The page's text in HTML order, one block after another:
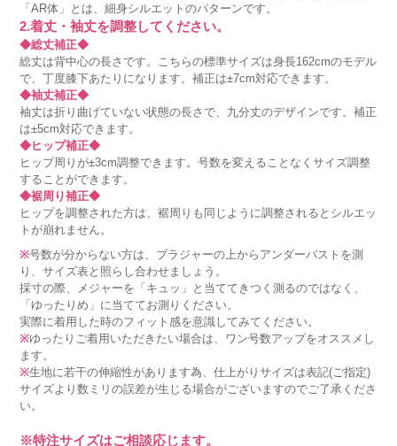
「AR体」とは、細身シルエットのパターンです。
2.着丈・袖丈を調整してください。
◆総丈補正◆
総丈は背中心の長さです。こちらの標準サイズは身長162cmのモデル
で、丁度膝下あたりになります。補正は±7cm対応できます。
◆袖丈補正◆
袖丈は折り曲げていない状態の長さで、九分丈のデザインです。補正
は±5cm対応できます。
◆ヒップ補正◆
ヒップ周りが±3cm調整できます。号数を変えることなくサイズ調整
することができます。
◆裾周り補正◆
ヒップを調整された方は、裾周りも同じように調整されるとシルエッ
トが崩れません。
※号数が分からない方は、ブラジャーの上からアンダーバストを測
り、サイズ表と照らし合わせましょう。
採寸の際、メジャーを「キュッ」と当ててきつく測るのではなく、
「ゆったりめ」に当ててお測りください。
実際に着用した時のフィット感を意識してみてください。
※ゆったりご着用いただきたい場合は、ワン号数アップをオススメし
ます。
※生地に若干の伸縮性があります為、仕上がりサイズは表記(ご指定)
サイズより数ミリの誤差が生じる場合がございますのでご了承くださ
い。
※特注サイズはご相談応じます。